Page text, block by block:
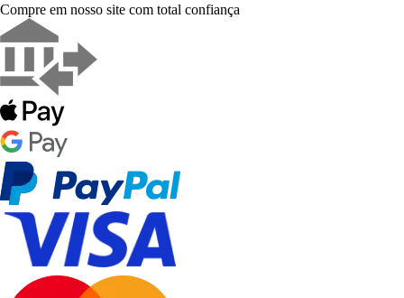
Compre em nosso site com total confiança